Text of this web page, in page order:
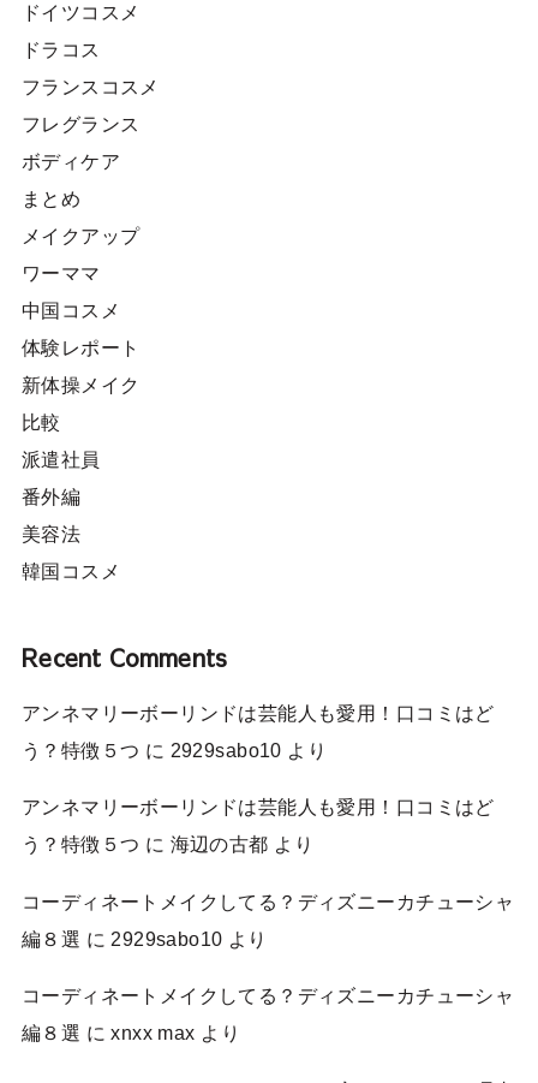
ドイツコスメ
ドラコス
フランスコスメ
フレグランス
ボディケア
まとめ
メイクアップ
ワーママ
中国コスメ
体験レポート
新体操メイク
比較
派遣社員
番外編
美容法
韓国コスメ
Recent Comments
アンネマリーボーリンドは芸能人も愛用！口コミはど
う？特徴５つ に 2929sabo10 より
アンネマリーボーリンドは芸能人も愛用！口コミはど
う？特徴５つ に 海辺の古都 より
コーディネートメイクしてる？ディズニーカチューシャ
編８選 に 2929sabo10 より
コーディネートメイクしてる？ディズニーカチューシャ
編８選 にxnxx max より